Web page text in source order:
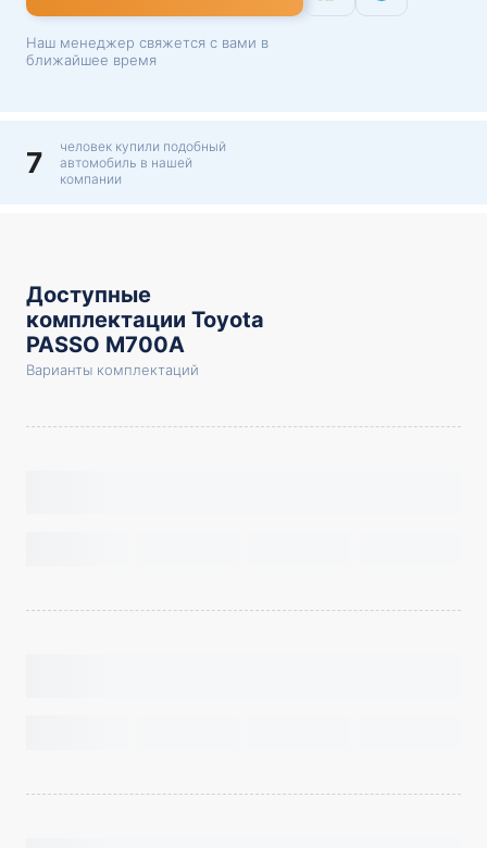
Наш менеджер свяжется с вами в
ближайшее время
7
человек купили подобный
автомобиль в нашей
компании
Доступные
комплектации Toyota
PASSO M700A
Варианты комплектаций